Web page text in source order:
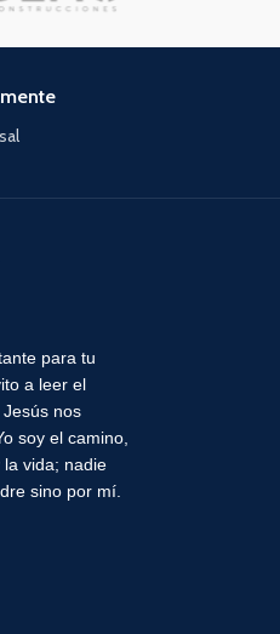
para tu
a leer el
nos
soy el camino,
la vida; nadie
sino por mí.